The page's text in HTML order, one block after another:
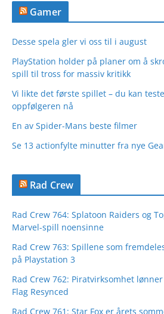
Gamer
Desse spela gler vi oss til i august
PlayStation holder på planer om å
spill til tross for massiv kritikk
Vi likte det første spillet – du kan teste
oppfølgeren nå
En av Spider-Mans beste filmer
Se 13 actionfylte minutter fra nye
Rad Crew
Rad Crew 764: Splatoon Raiders og
Marvel-spill noensinne
Rad Crew 763: Spillene som
på Playstation 3
Rad Crew 762: Piratvirksomhet
Flag Resynced
Rad Crew 761: Star Fox er årets